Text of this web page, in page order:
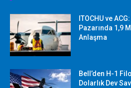
ITOCHU ve
Pazarında 1,9
Anlaşma
Bell’den H-1
Dolarlık Dev